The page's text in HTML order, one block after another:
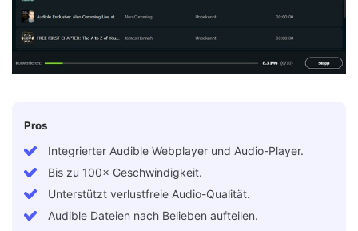
Pros
Integrierter Audible Webplayer und Audio-Player.
Bis zu 100× Geschwindigkeit.
Unterstützt verlustfreie Audio-Qualität.
Audible Dateien nach Belieben aufteilen.